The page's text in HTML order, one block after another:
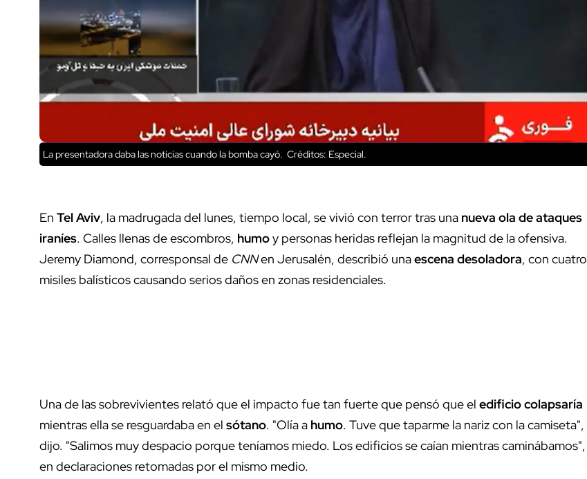
La presentadora daba las noticias cuando la bomba cayó. Créditos: Especial.
En Tel Aviv, la madrugada del lunes, tiempo local, se vivió con terror tras una nueva ola de ataques
iraníes. Calles llenas de escombros, humoy personas heridas reflejan la magnitud de la ofensiva.
Jeremy Diamond, corresponsal de CNNen Jerusalén, describió unaescena desoladora, con cuatro
misiles balísticos causando serios daños en zonas residenciales.
Una de las sobrevivientes relató que el impacto fue tan fuerte que pensó que el edificio colapsaría
mientras ella se resguardaba en el sótano. "Olía a humo. Tuve que taparme la nariz con la camiseta",
dijo. "Salimos muy despacio porque teníamos miedo. Los edificios se caían mientras caminábamos",
en declaraciones retomadas por el mismo medio.